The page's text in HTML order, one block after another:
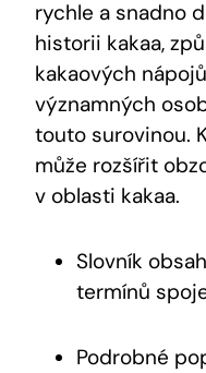
⁢rychle‌ a snadno
historii kakaa,
kakaových
významných​
touto surovinou.
může rozšířit
v‍ oblasti kakaa.
Slovník
termínů⁣
Podrobné